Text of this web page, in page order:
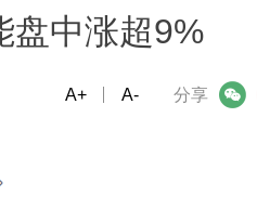
盘中涨超9%
分享
微信 微博
A+ A-